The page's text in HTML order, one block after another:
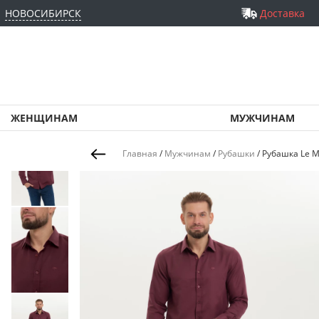
НОВОСИБИРСК Доставка
ЖЕНЩИНАМ МУЖЧИНАМ
Главная / Мужчинам / Рубашки / Рубашка Le